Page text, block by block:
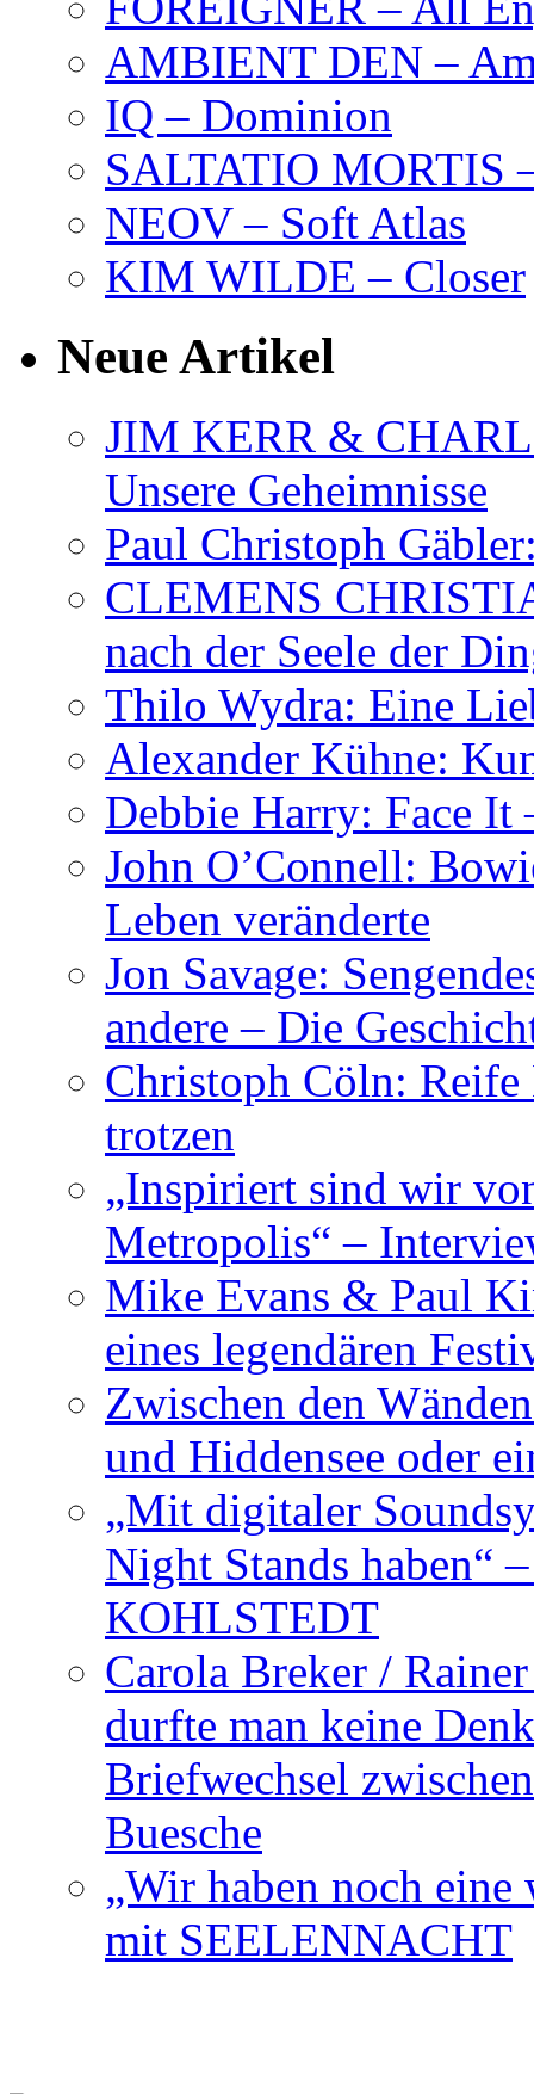
AMBIENT DEN –
IQ – Dominion
SALTATIO MORTIS
NEOV – Soft Atlas
KIM WILDE – Closer
Neue Artikel
JIM KERR &
Unsere Geheimnisse
Paul Christoph
CLEMENS
nach der Seele der
Thilo Wydra: Eine
Alexander Kühne:
Debbie Harry: Face
John O’Connell:
Leben veränderte
Jon Savage:
andere – Die
Christoph Cöln:
trotzen
„Inspiriert sind wir
Metropolis“ –
Mike Evans & Paul
eines legendären
Zwischen den
und Hiddensee oder
„Mit digitaler
Night Stands haben“
KOHLSTEDT
Carola Breker /
durfte man keine
Briefwechsel
Buesche
„Wir haben noch
mit SEELENNACHT